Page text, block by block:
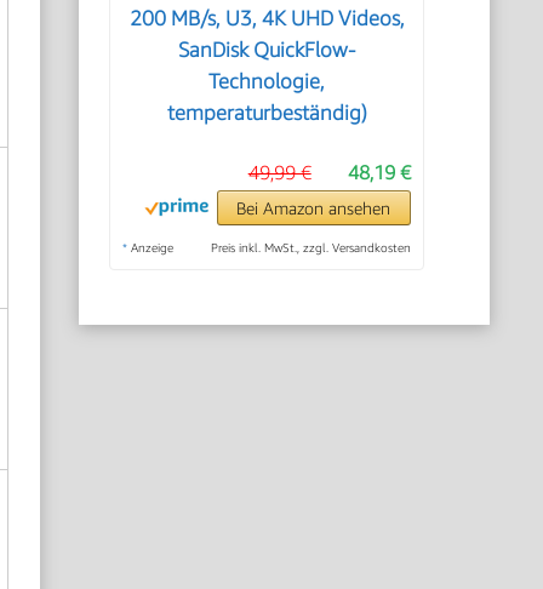
200 MB/s, U3, 4K UHD Videos,
SanDisk QuickFlow-
Technologie,
temperaturbeständig)
48,19 €
49,99 €
Bei Amazon ansehen
* Anzeige Preis inkl. MwSt., zzgl. Versandkosten